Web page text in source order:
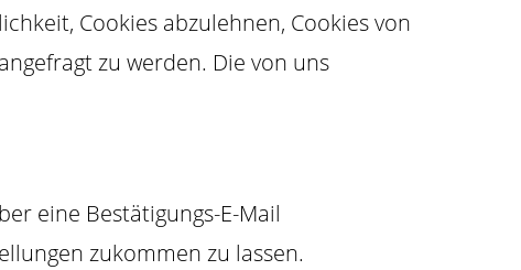
Cookies abzulehnen, Cookies von
zu werden. Die von uns
eine Bestätigungs-E-Mail
zukommen zu lassen.